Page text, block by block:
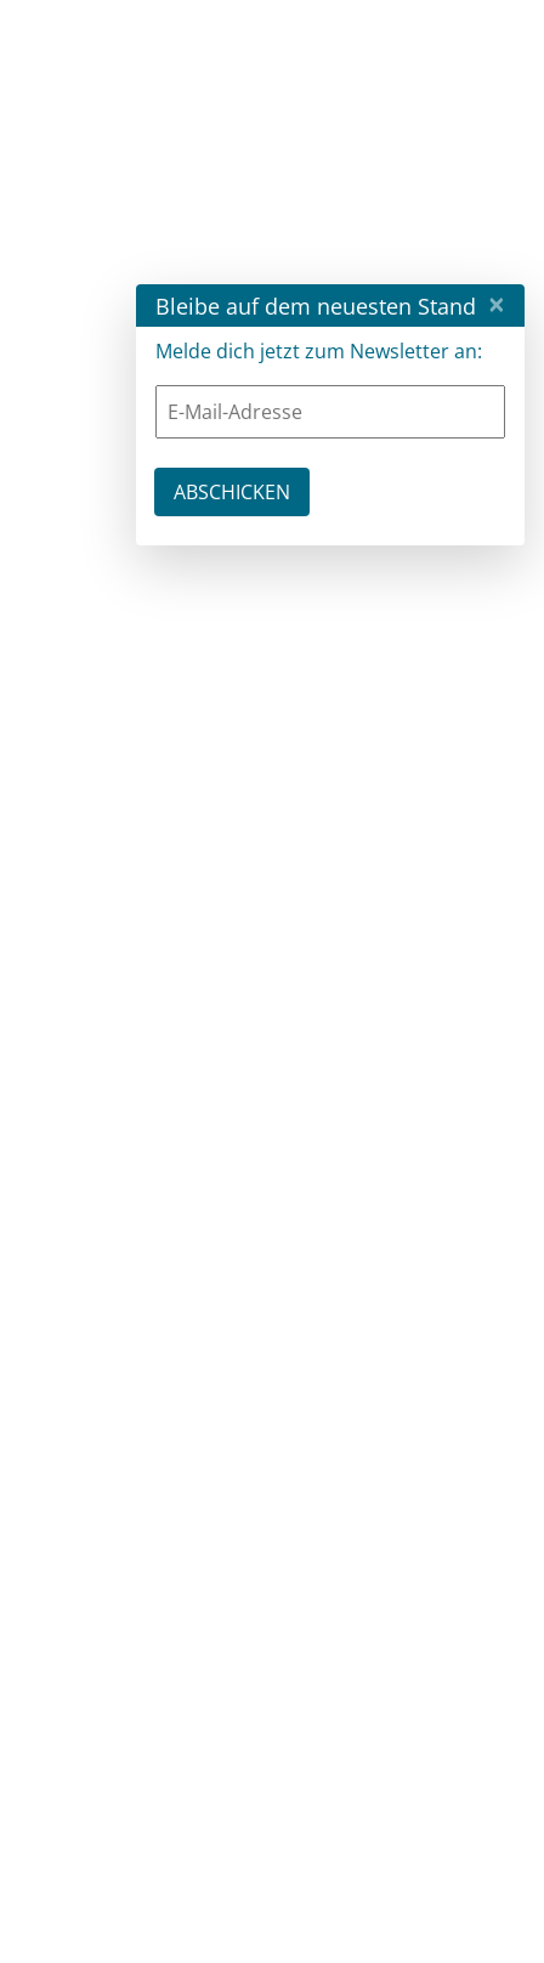
Bleibe auf dem neuesten Stand ×
Melde dich jetzt zum Newsletter an: